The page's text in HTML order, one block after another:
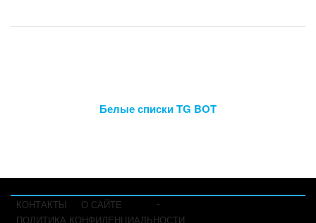
Белые списки TG BOT
-
КОНТАКТЫ
О САЙТЕ
ПОЛИТИКА КОНФИДЕНЦИАЛЬНОСТИ